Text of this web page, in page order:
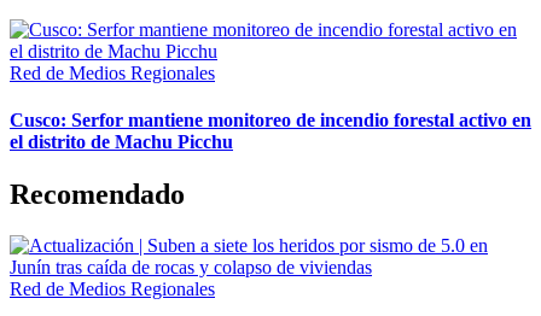
Red de Medios Regionales
Cusco: Serfor mantiene monitoreo de incendio forestal activo en
el distrito de Machu Picchu
Recomendado
Red de Medios Regionales